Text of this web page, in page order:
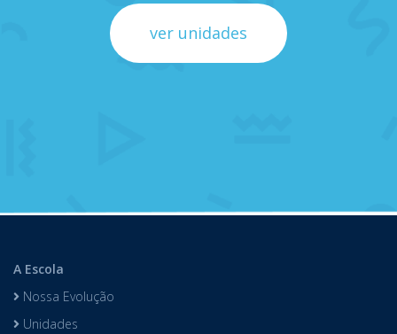
ver unidades
A Escola
Nossa Evolução
Unidades